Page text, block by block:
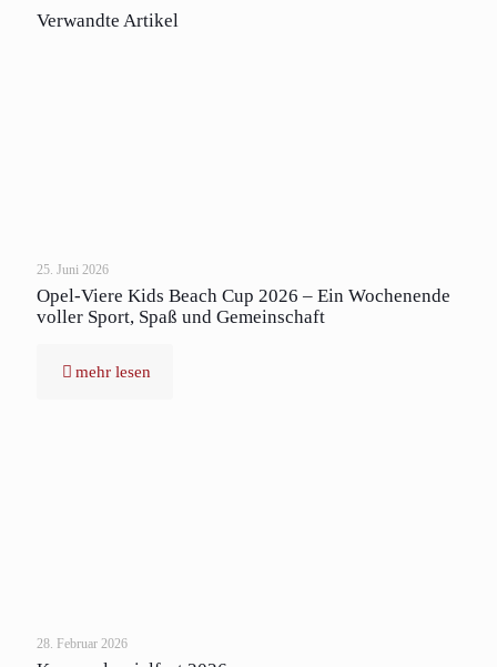
Verwandte Artikel
25. Juni 2026
Opel-Viere Kids Beach Cup 2026 – Ein Wochenende
voller Sport, Spaß und Gemeinschaft
mehr lesen
28. Februar 2026